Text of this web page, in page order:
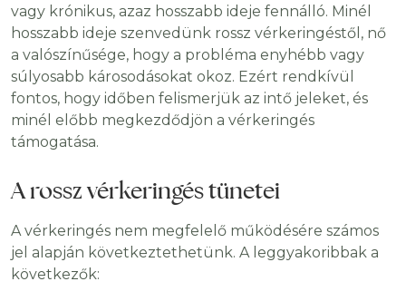
vagy krónikus, azaz hosszabb ideje fennálló. Minél
hosszabb ideje szenvedünk rossz vérkeringéstől, nő
a valószínűsége, hogy a probléma enyhébb vagy
súlyosabb károsodásokat okoz. Ezért rendkívül
fontos, hogy időben felismerjük az intő jeleket, és
minél előbb megkezdődjön a vérkeringés
támogatása.
A rossz vérkeringés tünetei
A vérkeringés nem megfelelő működésére számos
jel alapján következtethetünk. A leggyakoribbak a
következők: